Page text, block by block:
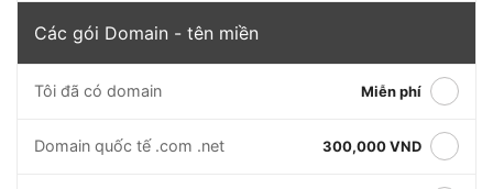
Các gói Domain - tên miền
Tôi đã có domain Miễn phí
Domain quốc tế .com .net 300,000 VND